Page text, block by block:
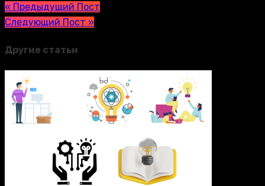
« Предыдущий Пост
Следующий Пост »
Другие статьи